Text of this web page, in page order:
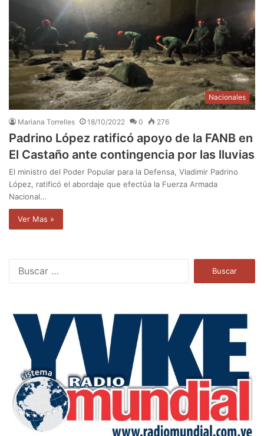
Nacionales
Mariana Torrelles 18/10/2022 0 276
Padrino López ratificó apoyo de la FANB en
El Castaño ante contingencia por las lluvias
El ministro del Poder Popular para la Defensa, Vladimir Padrino
López, ratificó el abordaje que efectúa la Fuerza Armada
Nacional…
Ver Mas »
a